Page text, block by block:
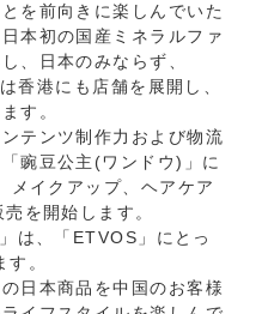
を前向きに楽しんでいた
本初の国産ミネラルファ
、日本のみならず、
香港にも店舗を展開し、
す。
テンツ制作力および物流
豌豆公主(ワンドウ)」に
メイクアップ、ヘアケア
を開始します。
は、「ETVOS」にとっ
。
日本商品を中国のお客様